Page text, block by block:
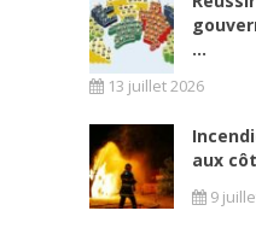
...
13 juillet 2026
aux
9